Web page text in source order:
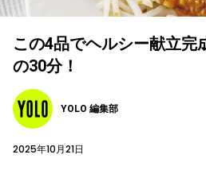
この4品でヘルシー献立完
の30分！
YOLO 編集部
2025年10月21日